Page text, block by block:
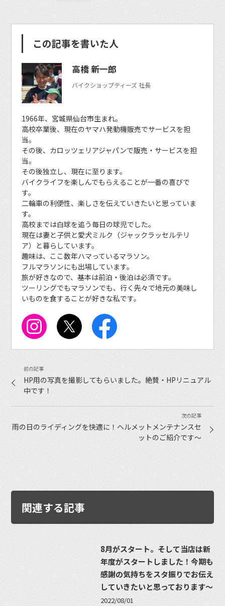
この記事を書いた人
高橋 新一郎
バイクショップティーズ 社長
1966年、宮城県仙台市生まれ。
高校卒業後、現在のヤマハ発動機販売でサービスを担
当。
その後、カロッツェリアジャパンで販売・サービスを担
当。
その後独立し、現在に至ります。
バイクライフを楽しんでもらえることが一番の喜びで
す。
二輪車の利便性、楽しさを伝えていきたいと思っていま
す。
高校までは白球を追う毎日の球児でした。
現在は妻と子供と愛犬ミルク（ジャックラッセルテリ
ア）と暮らしています。
趣味は、ここ数年ハマっているマラソン。
フルマラソンにも出場しています。
旅が好きなので、基本は前泊・後泊は必須です。
ツーリングでもマラソンでも、行く先々で地元の美味し
いものを食することが好きな私です。
HP用の写真を撮影してもらいました。絶賛・HPリニュアル
中です！
雨の日のライディングを快適に！ヘルメットメンテナンスセ
ットのご紹介です〜
関連する記事
8月がスタート。そして当店は新
年度がスタートしました！今期も
感謝の気持ちをスタ振りでお伝え
していきたいと思っております〜
2022/08/01